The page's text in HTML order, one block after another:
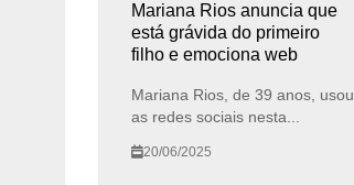
Mariana Rios anuncia que
está grávida do primeiro
filho e emociona web
Mariana Rios, de 39 anos, usou
as redes sociais nesta...
20/06/2025